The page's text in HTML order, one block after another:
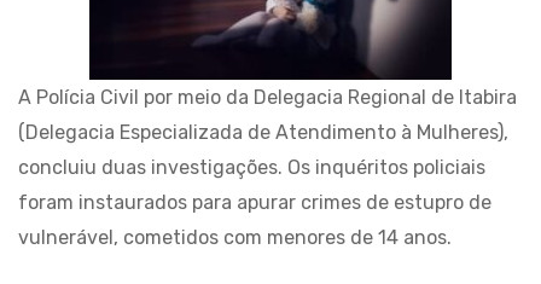
A Polícia Civil por meio da Delegacia Regional de Itabira
(Delegacia Especializada de Atendimento à Mulheres),
concluiu duas investigações. Os inquéritos policiais
foram instaurados para apurar crimes de estupro de
vulnerável, cometidos com menores de 14 anos.